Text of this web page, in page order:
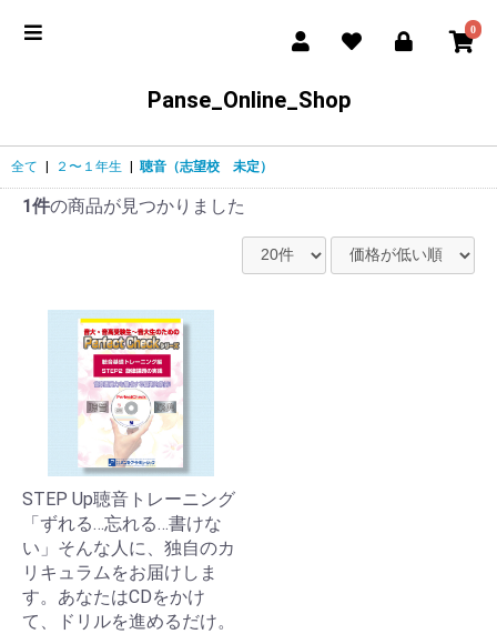
0
Panse_Online_Shop
全て ２〜１年生 聴音（志望校 未定）
1件の商品が見つかりました
STEP Up聴音トレーニング
「ずれる…忘れる…書けな
い」そんな人に、独自のカ
リキュラムをお届けしま
す。あなたはCDをかけ
て、ドリルを進めるだけ。